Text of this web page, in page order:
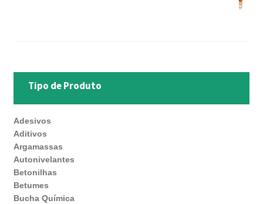
Tipo de Produto
Adesivos
Aditivos
Argamassas
Autonivelantes
Betonilhas
Betumes
Bucha Química